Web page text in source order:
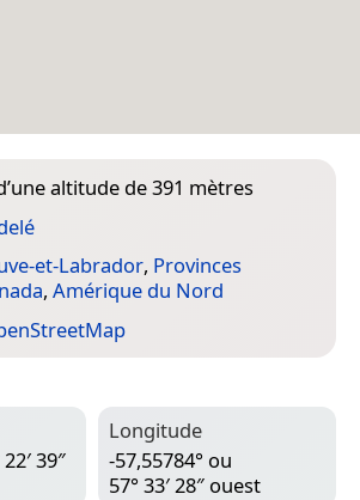
altitude de 391 mètres
et-Labrador, Provinces
, Amérique du Nord
39″
Longitude
-57,55784° ou
57° 33′ 28″ ouest